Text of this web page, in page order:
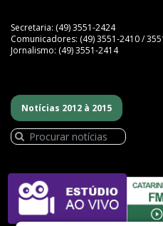
Secretaria: (49) 3551-2424
Comunicadores: (49) 3551-2410 /
Jornalismo: (49) 3551-2414
Notícias 2012 à 2015